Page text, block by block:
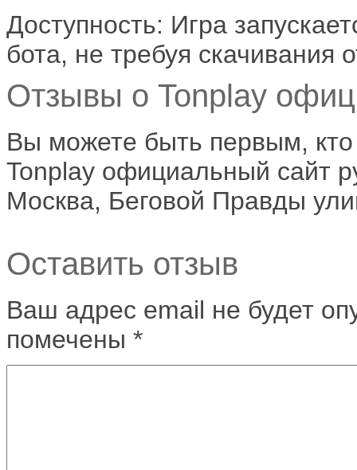
Доступность: Игра
бота, не требуя скачивания
Отзывы о Tonplay
Вы можете быть первым,
Tonplay официальный сайт
Москва, Беговой Правды
Оставить отзыв
Ваш адрес email не будет
помечены *